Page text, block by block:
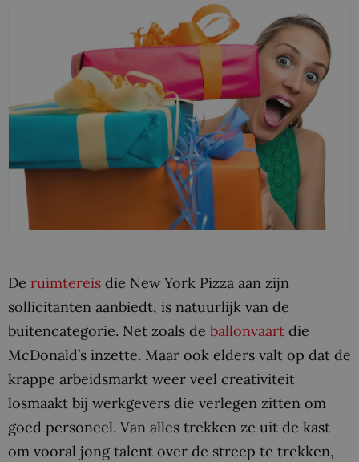
De ruimtereis die New York Pizza aan zijn
sollicitanten aanbiedt, is natuurlijk van de
buitencategorie. Net zoals de ballonvaart die
McDonald’s inzette. Maar ook elders valt op dat de
krappe arbeidsmarkt weer veel creativiteit
losmaakt bij werkgevers die verlegen zitten om
goed personeel. Van alles trekken ze uit de kast
om vooral jong talent over de streep te trekken,